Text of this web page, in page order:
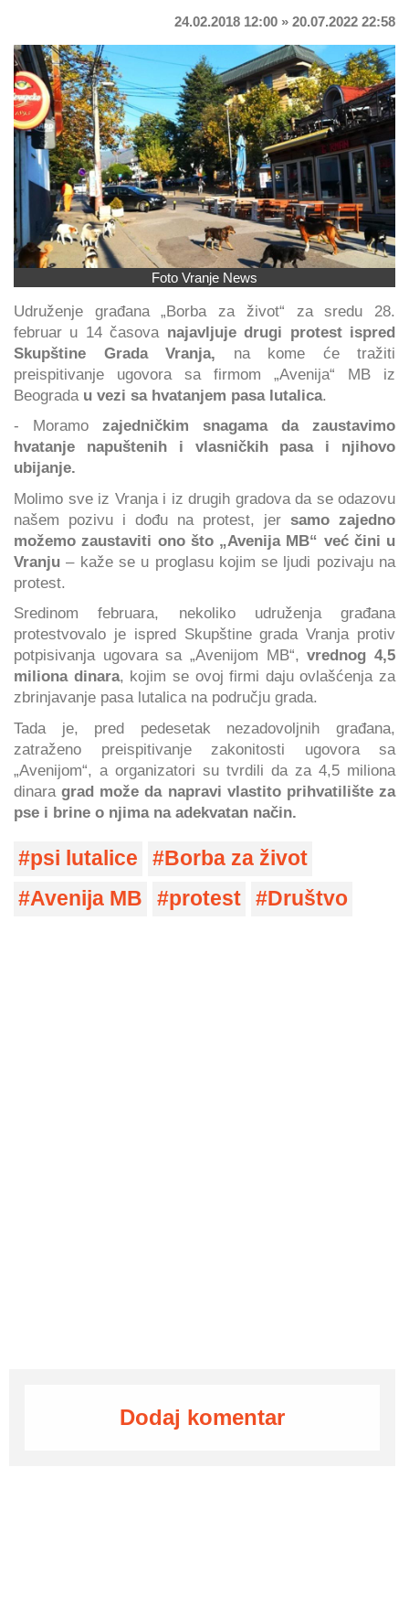
24.02.2018 12:00 » 20.07.2022 22:58
Foto Vranje News
Udruženje građana „Borba za život“ za sredu 28.
februar u 14 časova najavljuje drugi protest ispred
Skupštine Grada Vranja, na kome će tražiti
preispitivanje ugovora sa firmom „Avenija“ MB iz
Beograda u vezi sa hvatanjem pasa lutalica.
- Moramo zajedničkim snagama da zaustavimo
hvatanje napuštenih i vlasničkih pasa i njihovo
ubijanje.
Molimo sve iz Vranja i iz drugih gradova da se odazovu
našem pozivu i dođu na protest, jer samo zajedno
možemo zaustaviti ono što „Avenija MB“ već čini u
Vranju – kaže se u proglasu kojim se ljudi pozivaju na
protest.
Sredinom februara, nekoliko udruženja građana
protestvovalo je ispred Skupštine grada Vranja protiv
potpisivanja ugovara sa „Avenijom MB“,vrednog 4,5
miliona dinara, kojim se ovoj firmi daju ovlašćenja za
zbrinjavanje pasa lutalica na području grada.
Tada je, pred pedesetak nezadovoljnih građana,
zatraženo preispitivanje zakonitosti ugovora sa
„Avenijom“, a organizatori su tvrdili da za 4,5 miliona
dinaragrad može da napravi vlastito prihvatilište za
pse i brine o njima na adekvatan način.
psi lutalice
Borba za život
Avenija MB
protest Društvo
Dodaj komentar